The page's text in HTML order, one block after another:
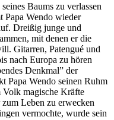
Baums zu verlassen
Papa Wendo wieder
Dreißig junge und
mit denen er die
Gitarren, Patengué und
nach Europa zu hören
Denkmal” der
Papa Wendo seinen Ruhm
Volk magische Kräfte
Leben zu erwecken
vermochte, wurde sein